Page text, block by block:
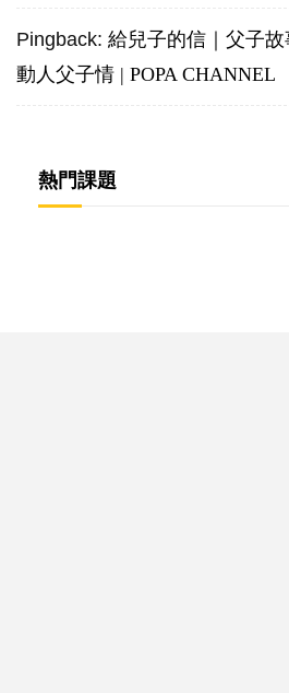
Pingback: 給兒子的信｜父子
動人父子情 | POPA CHANNEL
熱門課題